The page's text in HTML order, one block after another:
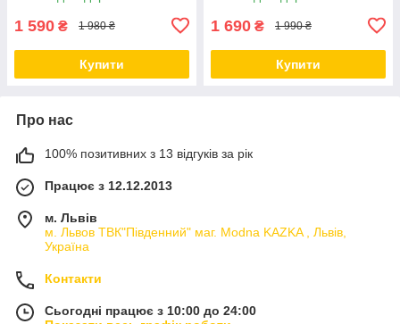
1 590 ₴ 1 980 ₴
Купити
1 690 ₴ 1 990 ₴
Купити
Про нас
100% позитивних з 13 відгуків за рік
Працює з 12.12.2013
м. Львів
м. Львов ТВК"Південний" маг. Modna KAZKA , Львів,
Україна
Контакти
Сьогодні працює з 10:00 до 24:00